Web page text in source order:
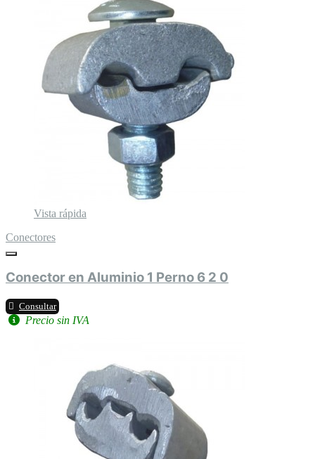
Vista rápida
Conectores
Conector en Aluminio 1 Perno 6 2 0
Consultar
Precio sin IVA